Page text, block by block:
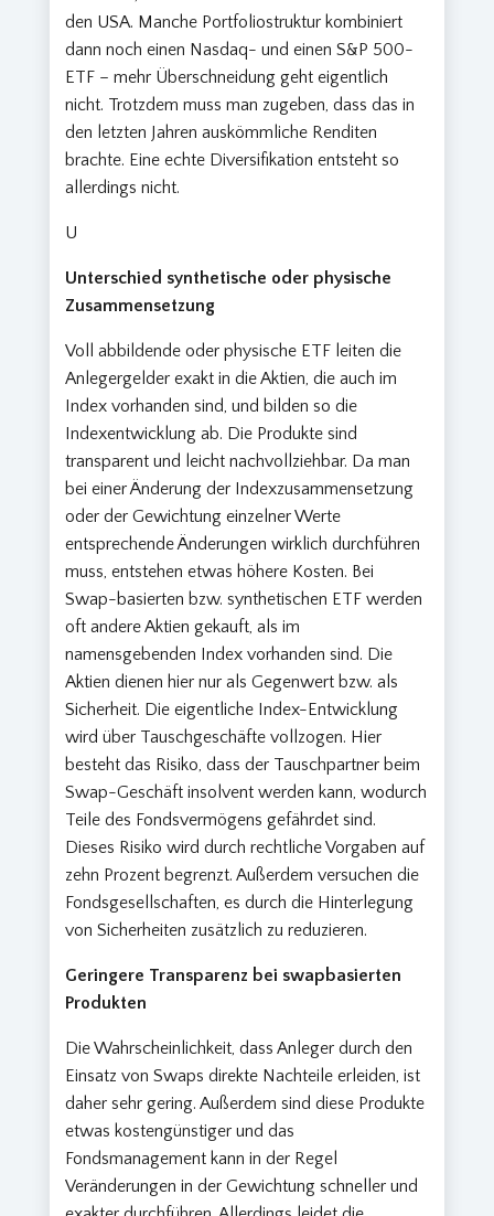
den USA. Manche Portfoliostruktur kombiniert
dann noch einen Nasdaq- und einen S&P 500-
ETF – mehr Überschneidung geht eigentlich
nicht. Trotzdem muss man zugeben, dass das in
den letzten Jahren auskömmliche Renditen
brachte. Eine echte Diversifikation entsteht so
allerdings nicht.
U
Unterschied synthetische oder physische
Zusammensetzung
Voll abbildende oder physische ETF leiten die
Anlegergelder exakt in die Aktien, die auch im
Index vorhanden sind, und bilden so die
Indexentwicklung ab. Die Produkte sind
transparent und leicht nachvollziehbar. Da man
bei einer Änderung der Indexzusammensetzung
oder der Gewichtung einzelner Werte
entsprechende Änderungen wirklich durchführen
muss, entstehen etwas höhere Kosten. Bei
Swap-basierten bzw. synthetischen ETF werden
oft andere Aktien gekauft, als im
namensgebenden Index vorhanden sind. Die
Aktien dienen hier nur als Gegenwert bzw. als
Sicherheit. Die eigentliche Index-Entwicklung
wird über Tauschgeschäfte vollzogen. Hier
besteht das Risiko, dass der Tauschpartner beim
Swap-Geschäft insolvent werden kann, wodurch
Teile des Fondsvermögens gefährdet sind.
Dieses Risiko wird durch rechtliche Vorgaben auf
zehn Prozent begrenzt. Außerdem versuchen die
Fondsgesellschaften, es durch die Hinterlegung
von Sicherheiten zusätzlich zu reduzieren.
Geringere Transparenz bei swapbasierten
Produkten
Die Wahrscheinlichkeit, dass Anleger durch den
Einsatz von Swaps direkte Nachteile erleiden, ist
daher sehr gering. Außerdem sind diese Produkte
etwas kostengünstiger und das
Fondsmanagement kann in der Regel
Veränderungen in der Gewichtung schneller und